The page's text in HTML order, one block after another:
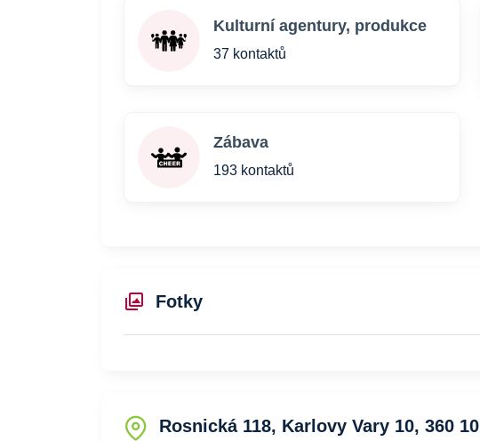
Kulturní agentury, produkce
37 kontaktů
Zábava
193 kontaktů
Fotky
Rosnická 118, Karlovy Vary 10, 360 10